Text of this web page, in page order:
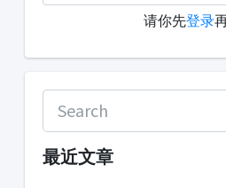
请你先登录
最近文章